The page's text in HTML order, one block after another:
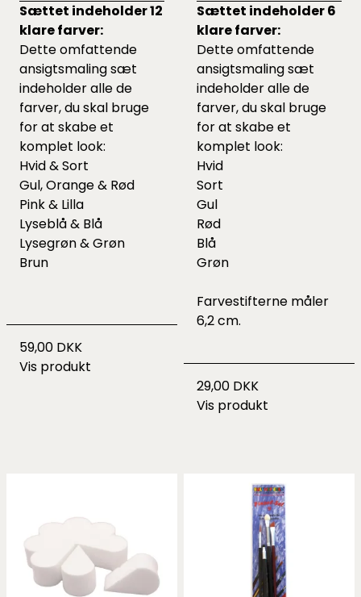
Sættet indeholder 12
klare farver:
Dette omfattende
ansigtsmaling sæt
indeholder alle de
farver, du skal bruge
for at skabe et
komplet look:
Hvid & Sort
Gul, Orange & Rød
Pink & Lilla
Lyseblå & Blå
Lysegrøn & Grøn
Brun
59,00 DKK
Vis produkt
Sættet indeholder 6
klare farver:
Dette omfattende
ansigtsmaling sæt
indeholder alle de
farver, du skal bruge
for at skabe et
komplet look:
Hvid
Sort
Gul
Rød
Blå
Grøn
Farvestifterne måler
6,2 cm.
29,00 DKK
Vis produkt